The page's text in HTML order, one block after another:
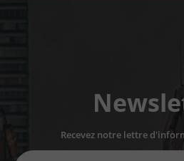
Recevez notre lettre